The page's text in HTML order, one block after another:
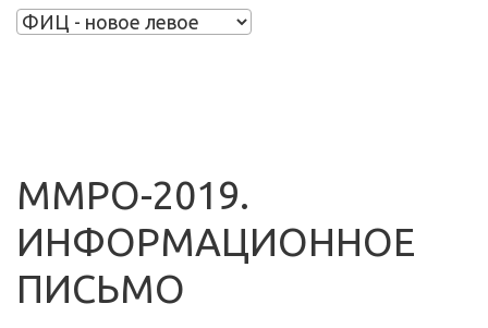
ММРО-2019.
ИНФОРМАЦИОННОЕ
ПИСЬМО